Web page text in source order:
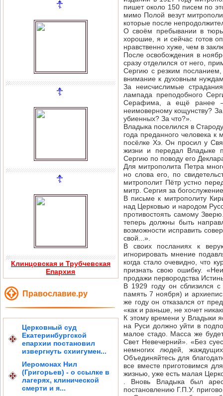
Клинцовская и Трубчевская
Епархия
Православие.ру
Церковный суд
Екатеринбургской
епархии постановил
извергнуть схиигумен...
Иеромонах Нил
(Григорьев) - о ссылке в
лагерях, клинической
смерти и я...
пишет около 150 писем по
мимо Полой везут
которые после
О своём пребывании в
хорошие, я и сейчас готов
нравственно хуже, чем в
После освобождения в
сразу отделился от него,
Сергию с резким посланием,
внимание к духовным
За неисчислимые
лампада преподобного
Серафима, а ещё ранее —
неимоверному кощунству?
убиенных? За что?».
Владыка поселился в
года преданного человека
посёлке Хэ. Он просил у
жизни и передал Владыке
Сергию по поводу его
Для митрополита Петра
но слова его, по
митрополит Пётр устно
митр. Сергия за
В письме к митрополиту
над Церковью и народом
противостоять самому
теперь должны быть
возможности исправить
свой...».
В своих посланиях к
игнорировать мнение
когда стало очевидно, что
признать свою ошибку.
продажи первородства
В 1929 году он сблизился
память 7 ноября) и
же году он отказался от
«как и раньше, не хочет
К этому времени у Владыки
на Руси должно уйти в
малое стадо. Масса же
Свет Невечерний». «Без
немногих людей,
Объединяйтесь для
все вместе приготовимся
жизнью, уже есть малая
. Вновь Владыка был
постановлению Г.П.У.